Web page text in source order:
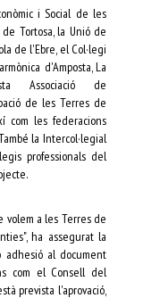
i Social de les
Tortosa, la Unió de
de l'Ebre, el Col·legi
d'Amposta, La
Associació de
de les Terres de
com les federacions
la Intercol·legial
professionals del
volem a les Terres de
ha assegurat la
adhesió al document
com el Consell del
prevista l'aprovació,